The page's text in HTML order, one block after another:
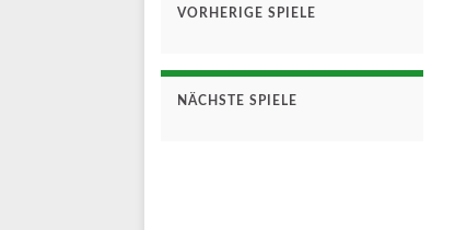
VORHERIGE SPIELE
NÄCHSTE SPIELE